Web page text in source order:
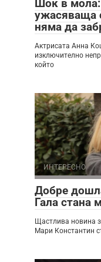
Шок в
ужасяваща
няма да
Актрисата Анна
изключително
който
ИНТЕРЕСНО
Добре
Гала стана
Щастлива новина
Мари Константин